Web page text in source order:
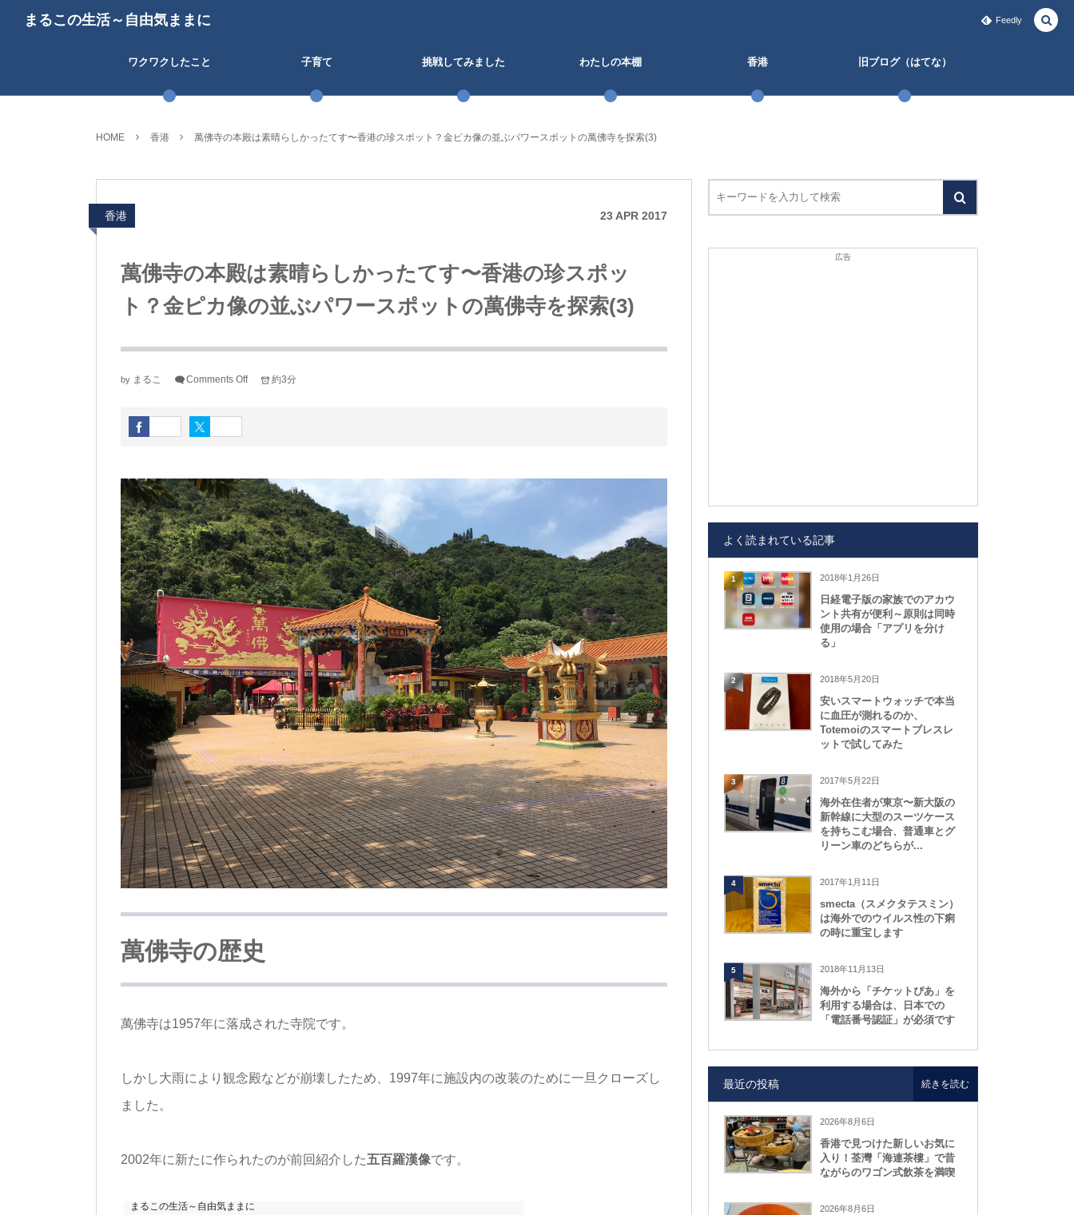
まるこの生活～自由気ままに Feedly
ワクワクしたこと 子育て 挑戦してみました わたしの本棚 香港 旧ブログ（はてな）
HOME 香港 萬佛寺の本殿は素晴らしかったてす〜香港の珍スポット？金ピカ像の並ぶパワースポットの萬佛寺を探索(3)
香港 23 APR 2017
萬佛寺の本殿は素晴らしかったてす〜香港の珍スポッ
ト？金ピカ像の並ぶパワースポットの萬佛寺を探索(3)
by まるこ Comments Off 約3分
萬佛寺の歴史
萬佛寺は1957年に落成された寺院です。
しかし大雨により観念殿などが崩壊したため、1997年に施設内の改装のために一旦クローズし
ました。
2002年に新たに作られたのが前回紹介した五百羅漢像です。
まるこの生活～自由気ままに
広告
よく読まれている記事
1 2018年1月26日
日経電子版の家族でのアカウ
ント共有が便利～原則は同時
使用の場合「アプリを分け
る」
2 2018年5月20日
安いスマートウォッチで本当
に血圧が測れるのか、
Totemoiのスマートブレスレ
ットで試してみた
3 2017年5月22日
海外在住者が東京〜新大阪の
新幹線に大型のスーツケース
を持ちこむ場合、普通車とグ
リーン車のどちらが...
4 2017年1月11日
smecta（スメクタテスミン）
は海外でのウイルス性の下痢
の時に重宝します
5 2018年11月13日
海外から「チケットぴあ」を
利用する場合は、日本での
「電話番号認証」が必須です
最近の投稿
2026年8月6日
香港で見つけた新しいお気に
入り！荃灣「海連茶樓」で昔
ながらのワゴン式飲茶を満喫
2026年8月6日
続きを読む